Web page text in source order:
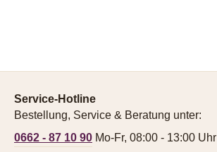
Service-Hotline
Bestellung, Service & Beratung unter:
0662 - 87 10 90 Mo-Fr, 08:00 - 13:00 Uhr